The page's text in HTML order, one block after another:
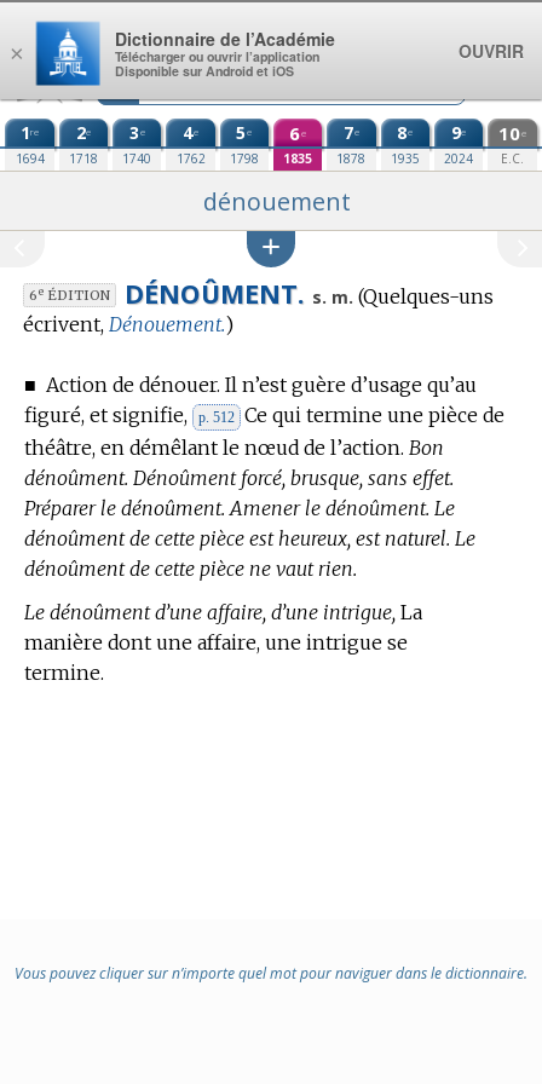
Aller au contenu
1re
1694
2e
1718
3e
1740
4e
1762
5e
1798
6e
1835
7e
1878
8e
1935
9e
2024
10e
E.C.
dénouement
6eÉDITION DÉNOÛMENT. s. m. (Quelques-uns
écrivent, Dénouement.)
■ Action de dénouer. Il n’est guère d’usage qu’au
figuré, et signifie,
p. 512 Ce qui termine une pièce de
théâtre, en démêlant le nœud de l’action. Bon
dénoûment. Dénoûment forcé, brusque, sans effet.
Préparer le dénoûment. Amener le dénoûment. Le
dénoûment de cette pièce est heureux, est naturel. Le
dénoûment de cette pièce ne vaut rien.
Le dénoûment d’une affaire, d’une intrigue, La
manière dont une affaire, une intrigue se
termine.
Vous pouvez cliquer sur n’importe quel mot pour naviguer dans le dictionnaire.
×
Dictionnaire de l’Académie
Télécharger ou ouvrir l’application
Disponible sur Android et iOS
OUVRIR